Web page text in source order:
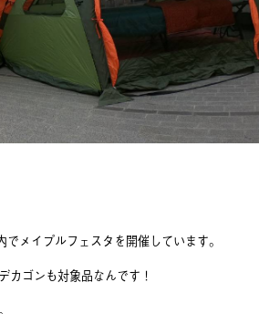
メイプルフェスタを開催しています。
カゴンも対象品なんです！